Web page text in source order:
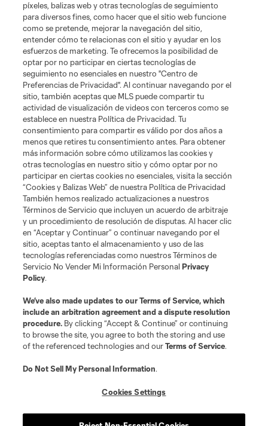
Sitios Web del Club
Club
Tickets
News
MLSSOCCER.COM
Terminos de servicio
Politica de privacidad
Do Not Sell or Share My Personal Information
Cookies Settings
©2026 MLS. The Major League Soccer and MLS name and shield are
and logos of MLS teams are registered and/or common law trademarks of
MLS or are used with the permission of their owners. Any unauthorized use
is forbidden.
píxeles, balizas web y otras tecnologías de seguimiento
para diversos fines, como hacer que el sitio web funcione
como se pretende, mejorar la navegación del sitio,
entender cómo te relacionas con el sitio y ayudar en los
esfuerzos de marketing. Te ofrecemos la posibilidad de
optar por no participar en ciertas tecnologías de
seguimiento no esenciales en nuestro "Centro de
Preferencias de Privacidad". Al continuar navegando por el
sitio, también aceptas que MLS puede compartir tu
actividad de visualización de videos con terceros como se
establece en nuestra Política de Privacidad. Tu
consentimiento para compartir es válido por dos años a
menos que retires tu consentimiento antes. Para obtener
más información sobre cómo utilizamos las cookies y
otras tecnologías en nuestro sitio y cómo optar por no
participar en ciertas cookies no esenciales, visita la sección
“Cookies y Balizas Web” de nuestra Política de Privacidad
También hemos realizado actualizaciones a nuestros
Términos de Servicio que incluyen un acuerdo de arbitraje
y un procedimiento de resolución de disputas. Al hacer clic
en “Aceptar y Continuar” o continuar navegando por el
sitio, aceptas tanto el almacenamiento y uso de las
tecnologías referenciadas como nuestros Términos de
Servicio No Vender Mi Información PersonalPrivacy
Policy.
We’ve also made updates to ourTerms of Service, which
include an arbitration agreement and a dispute resolution
procedure. By clicking “Accept & Continue” or continuing
to browse the site, you agree to both the storing and use
of the referenced technologies and ourTerms of Service.
Do Not Sell My Personal Information.
Cookies Settings